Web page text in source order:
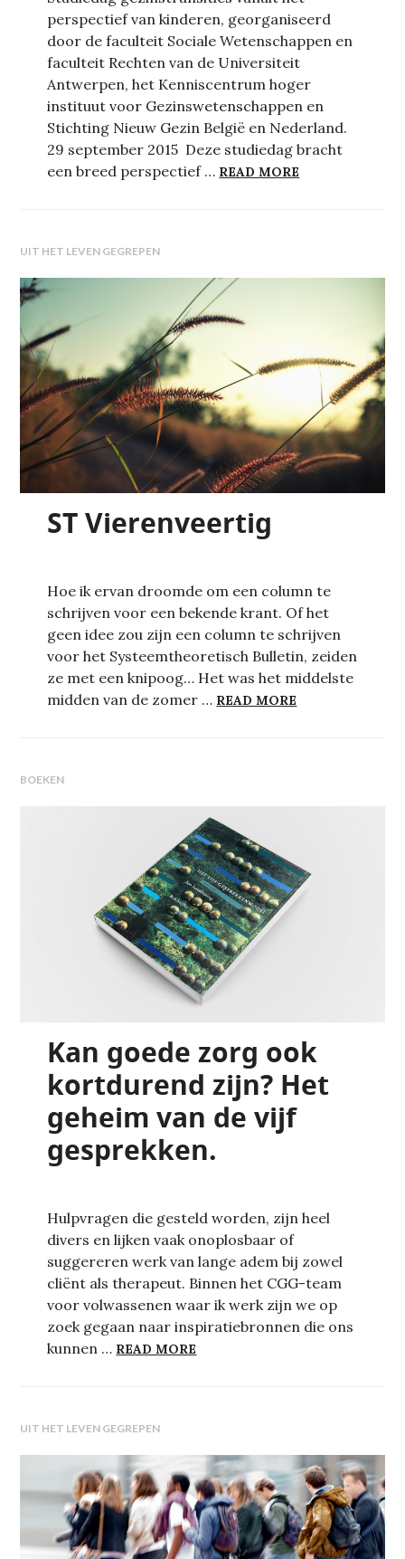
perspectief van kinderen, georganiseerd
door de faculteit Sociale Wetenschappen en
faculteit Rechten van de Universiteit
Antwerpen, het Kenniscentrum hoger
instituut voor Gezinswetenschappen en
Stichting Nieuw Gezin België en Nederland.
29 september 2015 Deze studiedag bracht
een breed perspectief … READ MORE
UIT HET LEVEN GEGREPEN
ST Vierenveertig
Hoe ik ervan droomde om een column te
schrijven voor een bekende krant. Of het
geen idee zou zijn een column te schrijven
voor het Systeemtheoretisch Bulletin, zeiden
ze met een knipoog… Het was het middelste
midden van de zomer … READ MORE
BOEKEN
Kan goede zorg ook
kortdurend zijn? Het
geheim van de vijf
gesprekken.
Hulpvragen die gesteld worden, zijn heel
divers en lijken vaak onoplosbaar of
suggereren werk van lange adem bij zowel
cliënt als therapeut. Binnen het CGG-team
voor volwassenen waar ik werk zijn we op
zoek gegaan naar inspiratiebronnen die ons
kunnen … READ MORE
UIT HET LEVEN GEGREPEN